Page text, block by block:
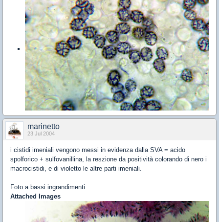
marinetto
23 Jul 2004
i cistidi imeniali vengono messi in evidenza dalla SVA = acido
spolforico + sulfovanillina, la reszione da positività colorando di nero i
macrocistidi, e di violetto le altre parti imeniali.
Foto a bassi ingrandimenti
Attached Images